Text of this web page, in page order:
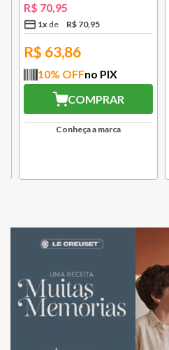
R$70,95
1 x R$70,95
R$63,86
10% OFFno PIX
COMPRAR
Conheça a marca